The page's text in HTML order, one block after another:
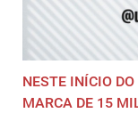
NESTE INÍCIO
MARCA DE 15